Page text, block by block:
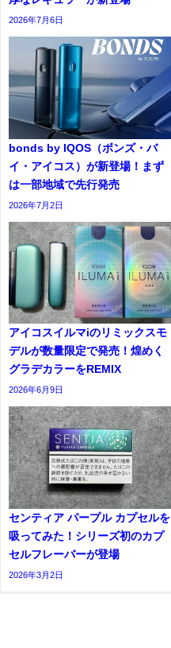
2026年7月6日
bonds by IQOS（ボンズ・バ
イ・アイコス）が新登場！まず
は一部地域で先行発売
2026年7月2日
アイコスイルマiのリミックスモ
デルが数量限定で発売！煌めく
グラデカラーをREMIX
2026年6月9日
センティア パープル カプセルを
吸ってみた！シリーズ初のカプ
セルフレーバーが登場
2026年3月2日